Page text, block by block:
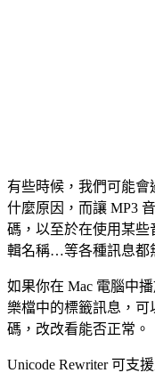
有些時候，我們可能
什麼原因，而讓 MP3
碼，以至於在使用某
輯名稱…等各種訊息都
如果你在 Mac 電腦中
樂檔中的標籤訊息，
碼，改改看能否正常。
Unicode Rewriter 可支